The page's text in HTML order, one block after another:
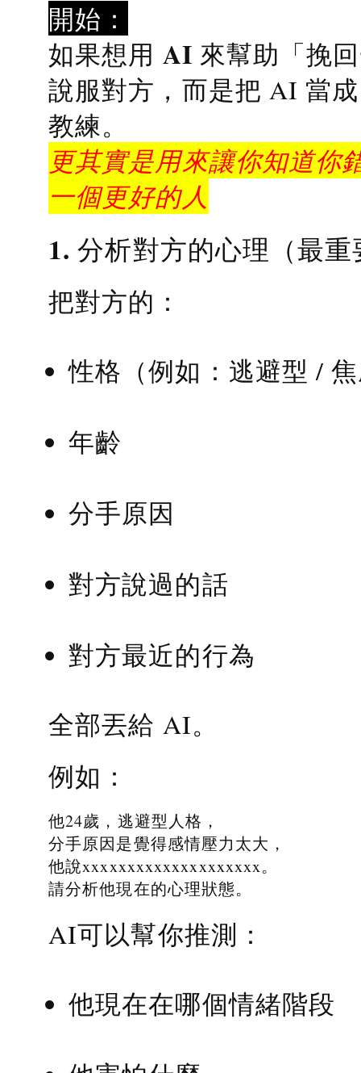
開始：
如果想用 AI 來幫助「挽
說服對方，而是把 AI 當
教練。
更其實是用來讓你知道你
一個更好的人
1. 分析對方的心理（最
把對方的：
性格（例如：逃避型 /
年齡
分手原因
對方說過的話
對方最近的行為
全部丟給 AI。
例如：
他24歲，逃避型人格，
分手原因是覺得感情壓力太大，
他說xxxxxxxxxxxxxxxxxxxx。
請分析他現在的心理狀態。
AI可以幫你推測：
他現在在哪個情緒階段